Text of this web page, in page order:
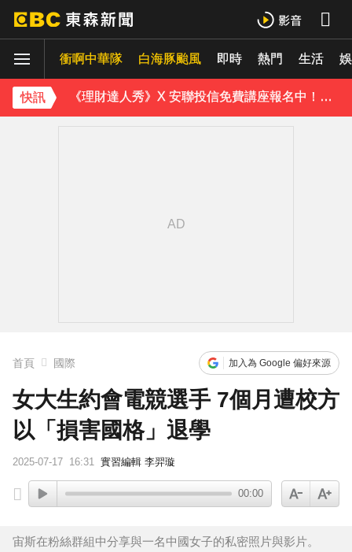
衝啊中華隊 白海豚颱風 即時 熱門 生活
快訊
下載東森App，隨時掌握天下大小事！
《理財達人秀》X 安聯投信免費講座報名中！搶先卡位 2027
首頁 國際 加入為 Google 偏好來源
女大生約會電競選手 7個月遭校方
以「損害國格」退學
2025-07-17 16:31 實習編輯 李羿璇
00:00
宙斯在粉絲群組中分享與一名中國女子的私密照片與影片。